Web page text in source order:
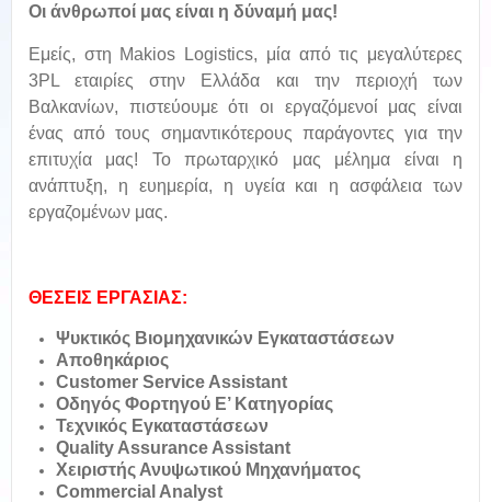
Οι άνθρωποί μας είναι η δύναμή μας!
Εμείς, στη Makios Logistics, μία από τις μεγαλύτερες
3PL εταιρίες στην Ελλάδα και την περιοχή των
Βαλκανίων, πιστεύουμε ότι οι εργαζόμενοί μας είναι
ένας από τους σημαντικότερους παράγοντες για την
επιτυχία μας! Το πρωταρχικό μας μέλημα είναι η
ανάπτυξη, η ευημερία, η υγεία και η ασφάλεια των
εργαζομένων μας.
ΘΕΣΕΙΣ ΕΡΓΑΣΙΑΣ:
Ψυκτικός Βιομηχανικών Εγκαταστάσεων
Αποθηκάριος
Customer Service Assistant
Οδηγός Φορτηγού Ε’ Κατηγορίας
Τεχνικός Εγκαταστάσεων
Quality Assurance Assistant
Χειριστής Ανυψωτικού Μηχανήματος
Commercial Analyst